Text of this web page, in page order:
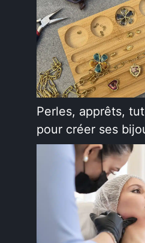
Perles, apprêts,
pour créer ses